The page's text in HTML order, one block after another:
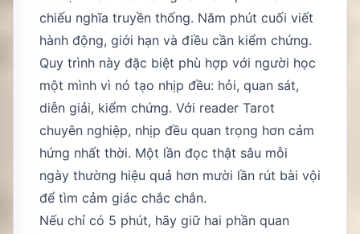
chiếu nghĩa truyền thống. Năm phút cuối viết
hành động, giới hạn và điều cần kiểm chứng.
Quy trình này đặc biệt phù hợp với người học
một mình vì nó tạo nhịp đều: hỏi, quan sát,
diễn giải, kiểm chứng. Với reader Tarot
chuyên nghiệp, nhịp đều quan trọng hơn cảm
hứng nhất thời. Một lần đọc thật sâu mỗi
ngày thường hiệu quả hơn mười lần rút bài vội
để tìm cảm giác chắc chắn.
Nếu chỉ có 5 phút, hãy giữ hai phần quan